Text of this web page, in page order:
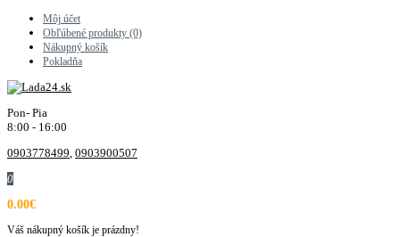
Môj účet
Obľúbené produkty (0)
Nákupný košík
Pokladňa
Pon- Pia
8:00 - 16:00
0903778499, 0903900507
0
0.00€
Váš nákupný košík je prázdny!